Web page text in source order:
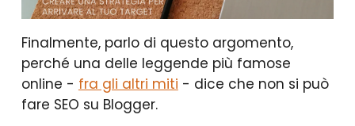
Finalmente, parlo di questo argomento,
perché una delle leggende più famose
online - fra gli altri miti - dice che non si può
fare SEO su Blogger.